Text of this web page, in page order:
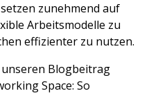
zunehmend auf
Arbeitsmodelle zu
effizienter zu nutzen.
unseren Blogbeitrag
Space: So